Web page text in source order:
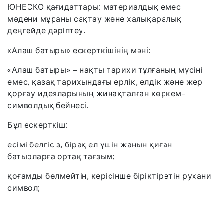
ЮНЕСКО қағидаттары: материалдық емес
мәдени мұраны сақтау және халықаралық
деңгейде дәріптеу.
«Алаш батыры» ескерткішінің мәні:
«Алаш батыры» – нақты тарихи тұлғаның мүсіні
емес, қазақ тарихындағы ерлік, елдік және жер
қорғау идеяларының жинақталған көркем-
символдық бейнесі.
Бұл ескерткіш:
есімі белгісіз, бірақ ел үшін жанын қиған
батырларға ортақ тағзым;
қоғамды бөлмейтін, керісінше біріктіретін рухани
символ;